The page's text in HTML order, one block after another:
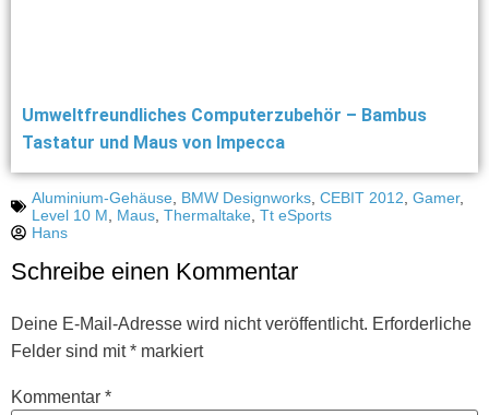
Umweltfreundliches Computerzubehör – Bambus
Tastatur und Maus von Impecca
Aluminium-Gehäuse BMW Designworks CEBIT 2012 Gamer,
Level 10 M
Maus Thermaltake Tt eSports
Hans
Schreibe einen Kommentar
Deine E-Mail-Adresse wird nicht veröffentlicht. Erforderliche
Felder sind mit* markiert
Kommentar *